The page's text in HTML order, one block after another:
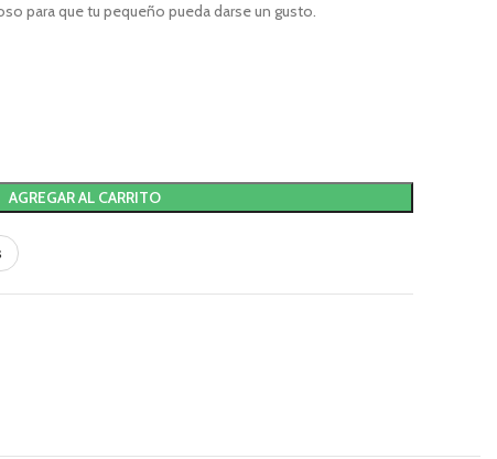
para que tu pequeño pueda darse un gusto.
AGREGAR AL CARRITO